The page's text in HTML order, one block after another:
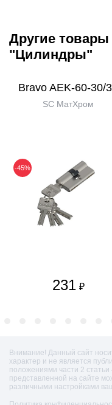
Другие товары
"Цилиндры"
Bravo AЕK-60-30/
SC МатХром
-45%
231 ₽
Внимание! Данный сайт
характер и не является
положениями части 2
представленной на сайте
различными настройками